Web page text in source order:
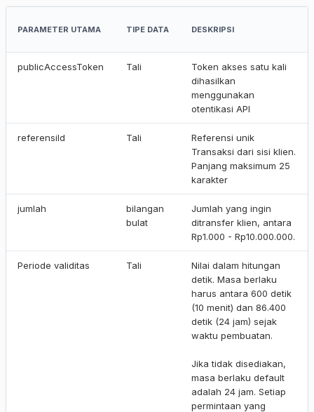
PARAMETER UTAMA TIPE DATA DESKRIPSI
publicAccessToken Tali
Token akses satu kali
dihasilkan
menggunakan
otentikasi API
referensiId Tali
Referensi unik
Transaksi dari sisi klien.
Panjang maksimum 25
karakter
jumlah
bilangan
bulat
Jumlah yang ingin
ditransfer klien, antara
Rp1.000 - Rp10.000.000.
Periode validitas Tali
Nilai dalam hitungan
detik. Masa berlaku
harus antara 600 detik
(10 menit) dan 86.400
detik (24 jam) sejak
waktu pembuatan.
Jika tidak disediakan,
masa berlaku default
adalah 24 jam. Setiap
permintaan yang